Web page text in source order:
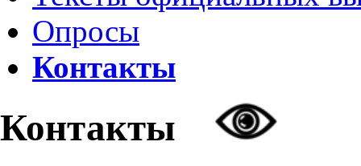
Опросы
Контакты
Контакты